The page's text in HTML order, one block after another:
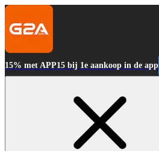
15% met APP15 bij 1e aankoop in de app